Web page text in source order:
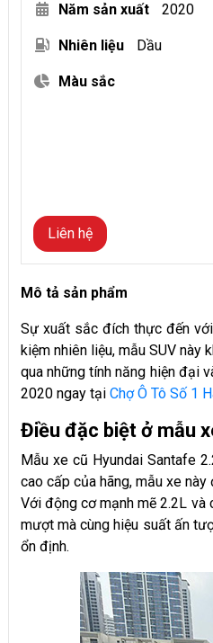
Năm sản xuất 2020
Nhiên liệu Dầu
Màu sắc
Liên hệ
Mô tả sản phẩm
Sự xuất sắc đích thực đến
kiệm nhiên liệu, mẫu SUV
qua những tính năng hiện đại
2020 ngay tại Chợ Ô Tô Số 1
Điều đặc biệt ở mẫu
Mẫu xe cũ Hyundai Santafe
cao cấp của hãng, mẫu xe
Với động cơ mạnh mẽ 2.2L và
mượt mà cùng hiệu suất ấn
ổn định.